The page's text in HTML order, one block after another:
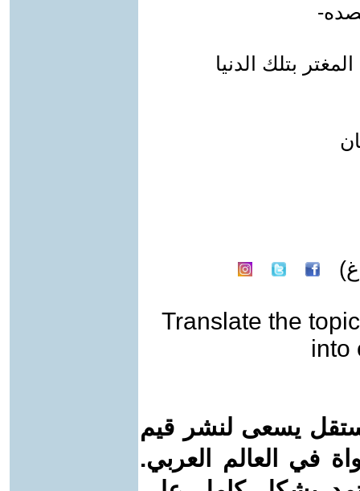
بتلك الدنيا
Translate the topic
into
يسعى لنشر قيم
في العالم العربي.